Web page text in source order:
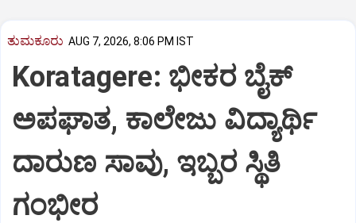
ತುಮಕೂರು AUG 7, 2026, 8:06 PM IST
Koratagere: ಭೀಕರ ಬೈಕ್
ಅಪಘಾತ, ಕಾಲೇಜು ವಿದ್ಯಾರ್ಥಿ
ದಾರುಣ ಸಾವು, ಇಬ್ಬರ ಸ್ಥಿತಿ
ಗಂಭೀರ